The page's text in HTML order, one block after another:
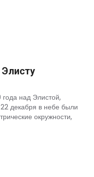
над Элистой,
декабря в небе были
окружности,